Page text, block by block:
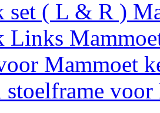
set ( L & R )
Links
Mammoet
stoelframe